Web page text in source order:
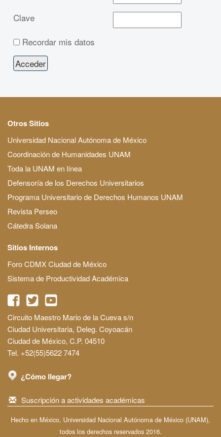
Clave
Recordar mis datos
Otros Sitios
Universidad Nacional Autónoma de México
Coordinación de Humanidades UNAM
Toda la UNAM en línea
Defensoría de los Derechos Universitarios
Programa Universitario de Derechos Humanos UNAM
Revista Perseo
Cátedra Solana
Sitios Internos
Foro CDMX Ciudad de México
Sistema de Productividad Académica
Circuito Maestro Mario de la Cueva s/n
Ciudad Universitaria, Deleg. Coyoacán
Ciudad de México, C.P. 04510
Tel. +52(55)5622 7474
¿Cómo llegar?
Suscripción a actividades académicas
Hecho en México, Universidad Nacional Autónoma de México (UNAM),
todos los derechos reservados 2016.